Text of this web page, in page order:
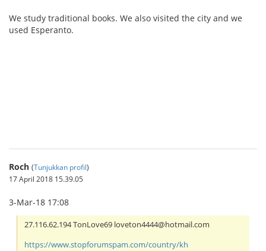
We study traditional books. We also visited the city and we
used Esperanto.
Roch (Tunjukkan profil)
17 April 2018 15.39.05
3-Mar-18 17:08
27.116.62.194 TonLove69 loveton4444@hotmail.com
https://www.stopforumspam.com/country/kh